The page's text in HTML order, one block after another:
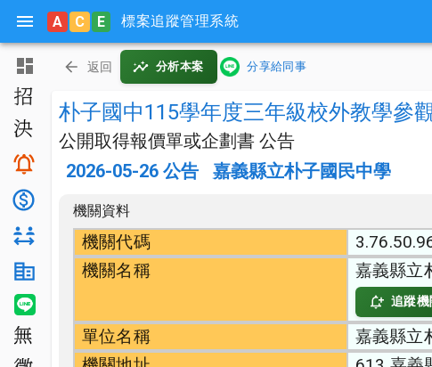
A C E 標案追蹤管理系統
主頁
招標公告
決標公告
搜尋與追蹤
對手分析
機關生態分析
無法決標
返回 分析本案 分享給同事
朴子國中115學年度三年級校外教學參
公開取得報價單或企劃書 公告
2026-05-26 公告 嘉義縣立朴子國民中學
機關資料
機關代碼
機關名稱
嘉義縣立
追蹤機
單位名稱
嘉義縣立